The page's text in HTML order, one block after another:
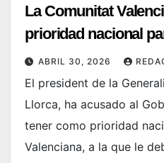
La Comunitat
prioridad nacional
ABRIL 30, 2026
El president de la
Llorca, ha acusado al
tener como prioridad
Valenciana, a la que le